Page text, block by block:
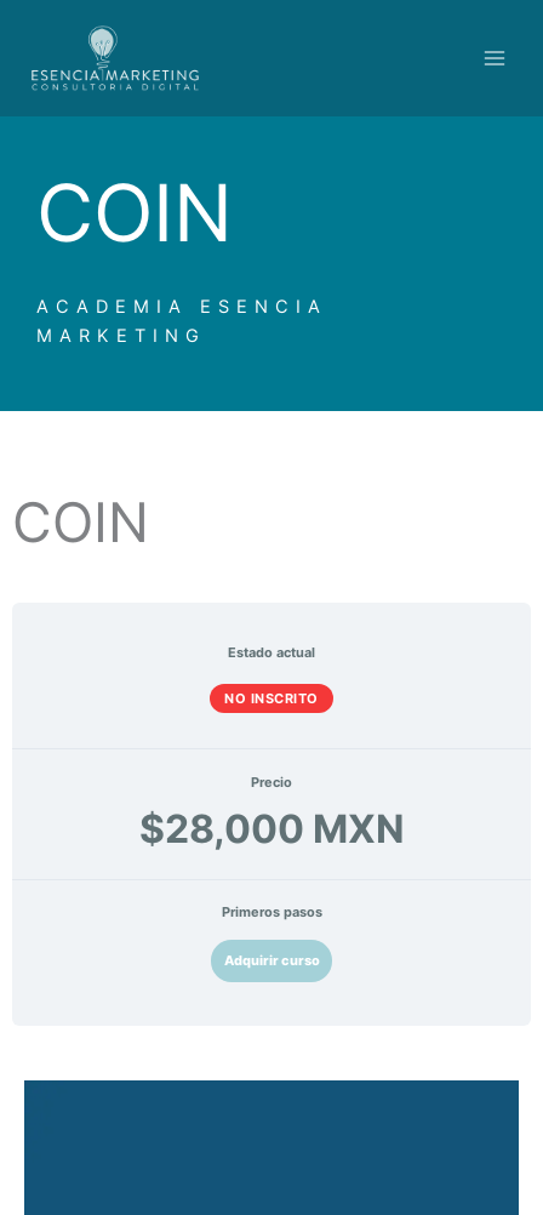
contenido
COIN
ACADEMIA ESENCIA
MARKETING
COIN
Estado actual
NO INSCRITO
Precio
$28,000 MXN
Primeros pasos
Adquirir curso